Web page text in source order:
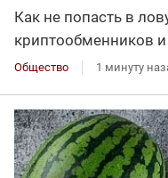
Как не попасть в
криптообменников и
Общество 1 минуту